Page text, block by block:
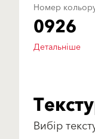
Номер
0926
Детальніше
Вибір